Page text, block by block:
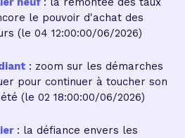
le pouvoir d'achat des
(le 04 12:00:00/06/2026)
: zoom sur les démarches
pour continuer à toucher son
(le 02 18:00:00/06/2026)
: la défiance envers les